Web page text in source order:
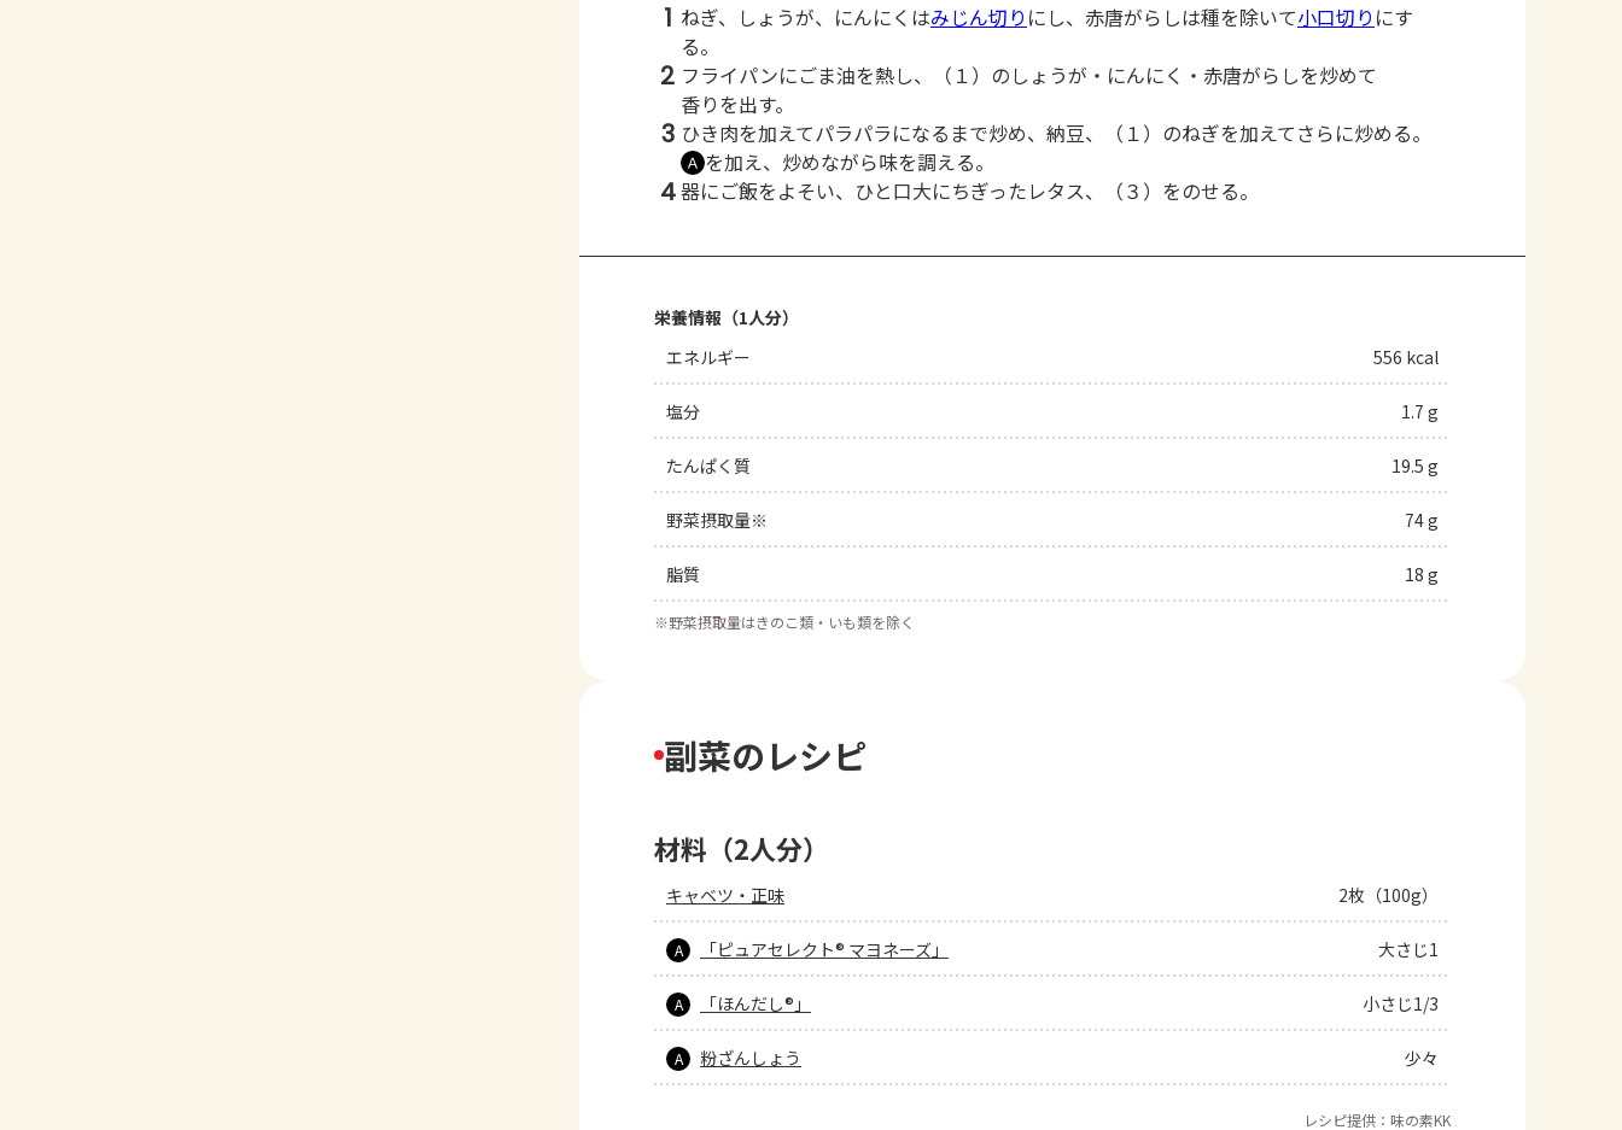
1 ねぎ、しょうが、にんにくはみじん切り にし、赤唐がらしは種を除いて小口切り にす
る。
2 フライパンにごま油を熱し、（１）のしょうが・にんにく・赤唐がらしを炒めて
香りを出す。
3 ひき肉を加えてパラパラになるまで炒め、納豆、（１）のねぎを加えてさらに炒める。
Ａ を加え、炒めながら味を調える。
4器にご飯をよそい、ひと口大にちぎったレタス、（３）をのせる。
栄養情報（1人分）
エネルギー
556 kcal
塩分 1.7 g
たんぱく質 19.5 g
野菜摂取量※ 74 g
脂質 18 g
※野菜摂取量はきのこ類・いも類を除く
副菜のレシピ
材料（2人分）
キャベツ・正味 2枚（100g）
A 「ピュアセレクト® マヨネーズ」 大さじ1
A 「ほんだし®」 小さじ1/3
A 粉ざんしょう 少々
レシピ提供：味の素KK